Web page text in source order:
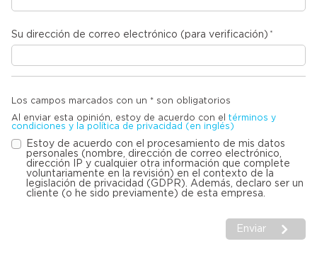
Su dirección de correo electrónico (para verificación)
Los campos marcados con un * son obligatorios
Al enviar esta opinión, estoy de acuerdo con el términos y
condiciones y la política de privacidad (en inglés)
Estoy de acuerdo con el procesamiento de mis datos
personales (nombre, dirección de correo electrónico,
dirección IP y cualquier otra información que complete
voluntariamente en la revisión) en el contexto de la
legislación de privacidad (GDPR). Además, declaro ser un
cliente (o he sido previamente) de esta empresa.
Enviar